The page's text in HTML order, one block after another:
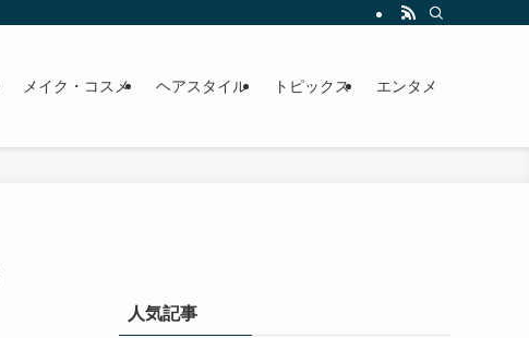
メイク・コスメ ヘアスタイル トピックス エンタメ
人気記事